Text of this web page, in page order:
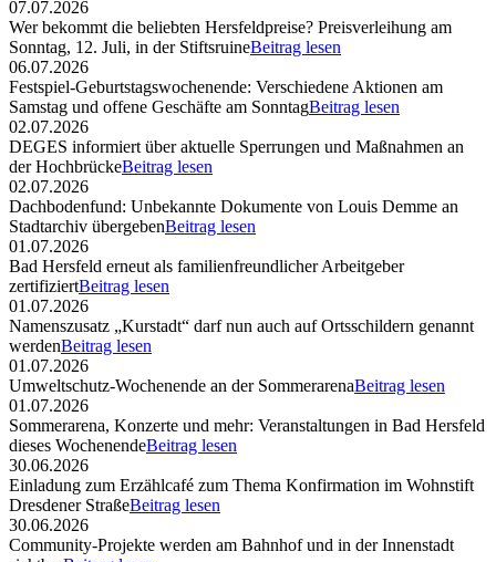
07.07.2026
Wer bekommt die beliebten Hersfeldpreise? Preisverleihung am
Sonntag, 12. Juli, in der StiftsruineBeitrag lesen
06.07.2026
Festspiel-Geburtstagswochenende: Verschiedene Aktionen am
Samstag und offene Geschäfte am SonntagBeitrag lesen
02.07.2026
DEGES informiert über aktuelle Sperrungen und Maßnahmen an
der HochbrückeBeitrag lesen
02.07.2026
Dachbodenfund: Unbekannte Dokumente von Louis Demme an
Stadtarchiv übergebenBeitrag lesen
01.07.2026
Bad Hersfeld erneut als familienfreundlicher Arbeitgeber
zertifiziertBeitrag lesen
01.07.2026
Namenszusatz „Kurstadt“ darf nun auch auf Ortsschildern genannt
werdenBeitrag lesen
01.07.2026
Umweltschutz-Wochenende an der SommerarenaBeitrag lesen
01.07.2026
Sommerarena, Konzerte und mehr: Veranstaltungen in Bad Hersfeld
dieses WochenendeBeitrag lesen
30.06.2026
Einladung zum Erzählcafé zum Thema Konfirmation im Wohnstift
Dresdener StraßeBeitrag lesen
30.06.2026
Community-Projekte werden am Bahnhof und in der Innenstadt